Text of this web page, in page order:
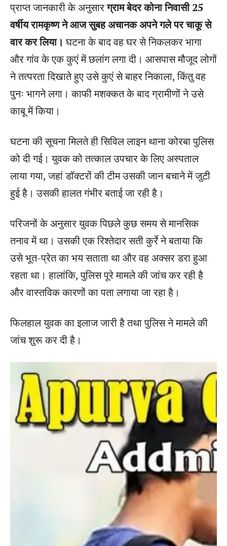
प्राप्त जानकारी के अनुसारग्राम बेदर कोना निवासी 25
वर्षीय रामकृष्ण ने आज सुबह अचानक अपने गले पर चाकू से
वार कर लिया। घटना के बाद वह घर से निकलकर भागा
और गांव के एक कुएं में छलांग लगा दी। आसपास मौजूद लोगों
ने तत्परता दिखाते हुए उसे कुएं से बाहर निकाला, किंतु वह
पुनः भागने लगा। काफी मशक्कत के बाद ग्रामीणों ने उसे
काबू में किया।
घटना की सूचना मिलते ही सिविल लाइन थाना कोरबा पुलिस
को दी गई। युवक को तत्काल उपचार के लिए अस्पताल
लाया गया, जहां डॉक्टरों की टीम उसकी जान बचाने में जुटी
हुई है। उसकी हालत गंभीर बताई जा रही है।
परिजनों के अनुसार युवक पिछले कुछ समय से मानसिक
तनाव में था। उसकी एक रिश्तेदार सती कुर्रे ने बताया कि
उसे भूत-प्रेत का भय सताता था और वह अक्सर डरा हुआ
रहता था। हालांकि, पुलिस पूरे मामले की जांच कर रही है
और वास्तविक कारणों का पता लगाया जा रहा है।
फिलहाल युवक का इलाज जारी है तथा पुलिस ने मामले की
जांच शुरू कर दी है।